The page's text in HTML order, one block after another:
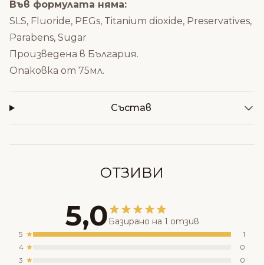
Във формулата няма:
SLS, Fluoride, PEGs, Titanium dioxide, Preservatives,
Parabens, Sugar
Произведена в България.
Опаковка от 75мл.
Състав
ОТЗИВИ
5,0 Базирано на 1 отзив
5
1
4
0
3
0